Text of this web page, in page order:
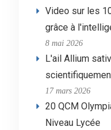
Video sur les
grâce à
8 mai 2026
L'ail Allium
17 mars 2026
20 QCM
Niveau Lycée